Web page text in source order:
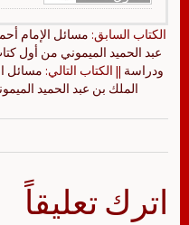
الكتاب السابق: مسائل الإمام
عبد الحميد الميموني من أول
ودراسة || الكتاب التالي: مسائل
الملك بن عبد الحميد
اترك تعليقاً